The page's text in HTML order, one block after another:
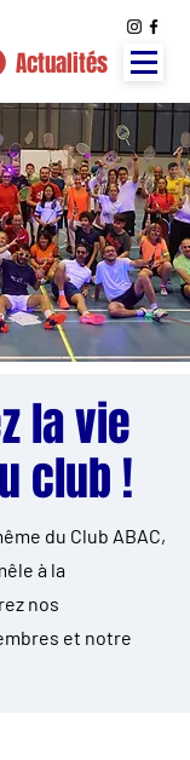
Actualités
la vie
club !
du Club ABAC,
à la
nos
et notre